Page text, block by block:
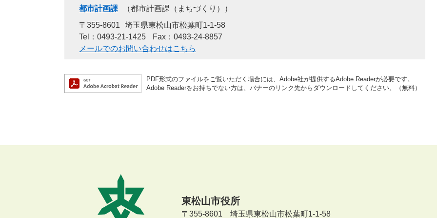
都市計画課
都市計画課（まちづくり）
〒355-8601
埼玉県東松山市松葉町1-1-58
Tel：0493-21-1425
Fax：0493-24-8857
メールでのお問い合わせはこちら
PDF形式のファイルをご覧いただく場合には、Adobe社が提供するAdobe Readerが必要です。
Adobe Readerをお持ちでない方は、バナーのリンク先からダウンロードしてください。（無料）
東松山市役所
〒355-8601 埼玉県東松山市松葉町1-1-58